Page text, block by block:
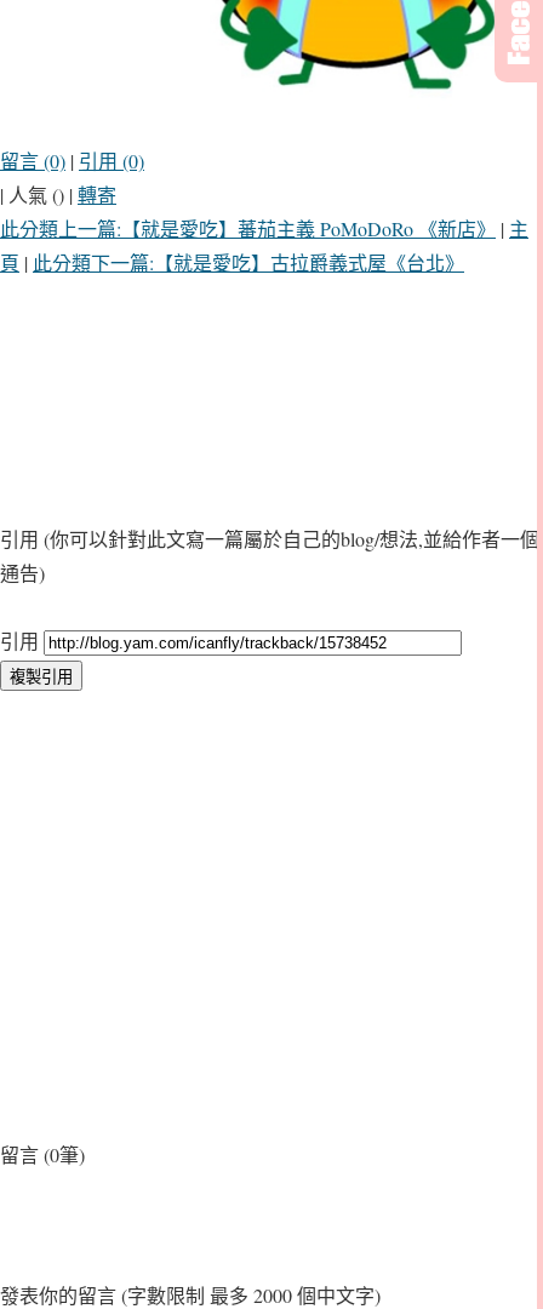
留言 (0) | 引用 (0)
| 人氣 () |轉寄
此分類上一篇:【就是愛吃】蕃茄主義 PoMoDoRo 《新店》
| 主
頁 | 此分類下一篇:【就是愛吃】古拉爵義式屋《台北》
引用 (你可以針對此文寫一篇屬於自己的blog/想法,並給作者一個
通告)
引用
留言 (0筆)
發表你的留言(字數限制 最多 2000 個中文字)